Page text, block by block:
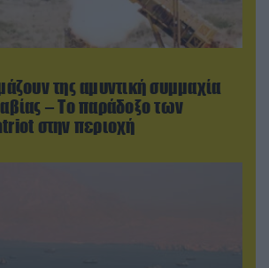
της αμυντική συμμαχία
– Το παράδοξο των
στην περιοχή